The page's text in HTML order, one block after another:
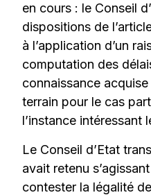
en cours : le Conseil
dispositions de
à l’application d’un
computation des
connaissance
terrain pour le cas
l’instance intéressant
Le Conseil d’Etat
avait retenu
contester la légalité